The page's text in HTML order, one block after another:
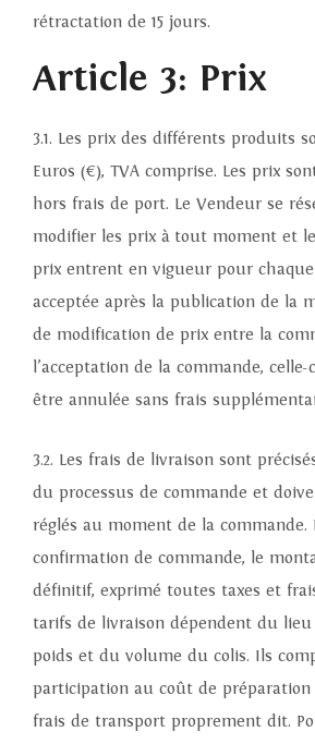
rétractation de 15 jours.
Article 3: Prix
3.1. Les prix des différents produits
Euros (€), TVA comprise. Les prix
hors frais de port. Le Vendeur se
modifier les prix à tout moment et
prix entrent en vigueur pour
acceptée après la publication de la
de modification de prix entre la
l’acceptation de la commande,
être annulée sans frais
3.2. Les frais de livraison sont
du processus de commande et
réglés au moment de la commande.
confirmation de commande, le
définitif, exprimé toutes taxes et
tarifs de livraison dépendent du
poids et du volume du colis. Ils
participation au coût de
frais de transport proprement dit.